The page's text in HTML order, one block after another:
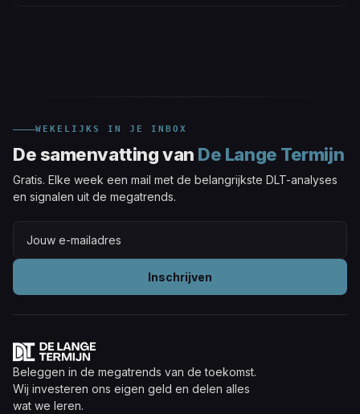
WEKELIJKS IN JE INBOX
De samenvatting van De Lange Termijn
Gratis. Elke week een mail met de belangrijkste DLT-analyses
en signalen uit de megatrends.
Inschrijven
Beleggen in de megatrends van de toekomst.
Wij investeren ons eigen geld en delen alles
wat we leren.